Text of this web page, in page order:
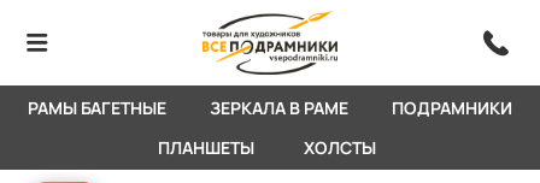
РАМЫ БАГЕТНЫЕ ЗЕРКАЛА В РАМЕ
ПОДРАМНИКИ
ПЛАНШЕТЫ
ХОЛСТЫ